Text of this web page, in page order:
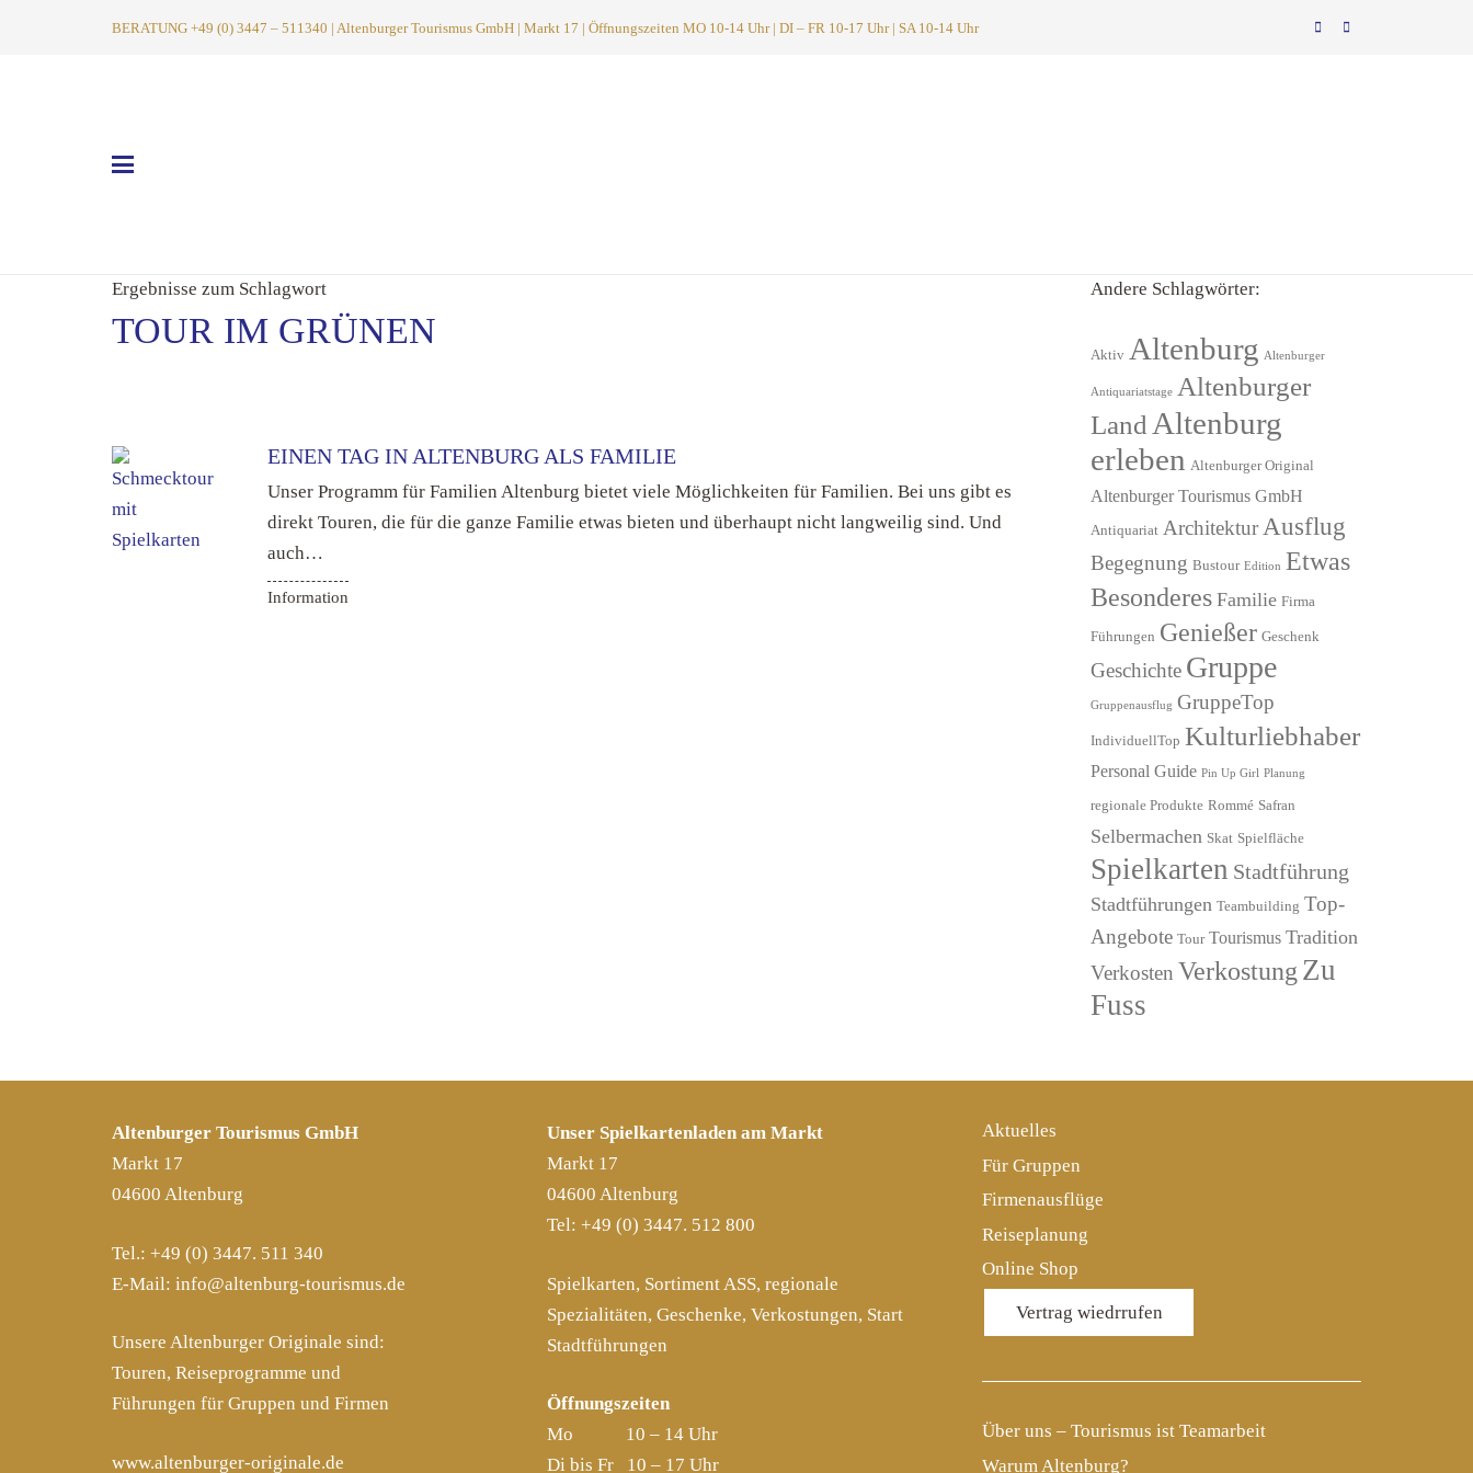
BERATUNG +49 (0) 3447 – 511340 | Altenburger Tourismus GmbH | Markt 17 | Öffnungszeiten MO 10-14 Uhr | DI – FR 10-17 Uhr | SA 10-14 Uhr
Ergebnisse zum Schlagwort
TOUR IM GRÜNEN
EINEN TAG IN ALTENBURG ALS FAMILIE
Unser Programm für Familien Altenburg bietet viele Möglichkeiten für Familien. Bei uns gibt es
direkt Touren, die für die ganze Familie etwas bieten und überhaupt nicht langweilig sind. Und
auch…
Information
Andere Schlagwörter:
Aktiv Altenburg Altenburger
Antiquariatstage Altenburger
Land Altenburg
erleben Altenburger Original
Altenburger Tourismus GmbH
Antiquariat Architektur Ausflug
Begegnung Bustour Edition Etwas
Besonderes Familie Firma
Führungen Genießer Geschenk
Geschichte Gruppe
Gruppenausflug GruppeTop
IndividuellTop Kulturliebhaber
Personal Guide Pin Up Girl Planung
regionale Produkte Rommé Safran
Selbermachen Skat Spielfläche
Spielkarten Stadtführung
Stadtführungen Teambuilding Top-
Angebote Tour Tourismus Tradition
Verkosten Verkostung Zu
Fuss
Altenburger Tourismus GmbH
Markt 17
04600 Altenburg
Tel.: +49 (0) 3447. 511 340
E-Mail: info@altenburg-tourismus.de
Unsere Altenburger Originale sind:
Touren, Reiseprogramme und
Führungen für Gruppen und Firmen
www.altenburger-originale.de
Unser Spielkartenladen am Markt
Markt 17
04600 Altenburg
Tel: +49 (0) 3447. 512 800
Spielkarten, Sortiment ASS, regionale
Spezialitäten, Geschenke, Verkostungen, Start
Stadtführungen
Öffnungszeiten
Mo 10 – 14 Uhr
Di bis Fr 10 – 17 Uhr
Aktuelles
Für Gruppen
Firmenausflüge
Reiseplanung
Online Shop
Vertrag wiedrrufen
Über uns – Tourismus ist Teamarbeit
Warum Altenburg?